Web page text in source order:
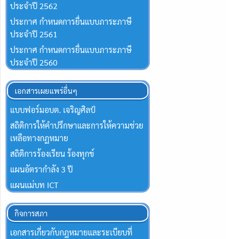
ประจำปี 2562
ประกาศ กำหนดการยื่นแบบภาระภาษี
ประจำปี 2561
ประกาศ กำหนดการยื่นแบบภาระภาษี
ประจำปี 2560
เอกสารเผยแพร่อื่นๆ
แบบฟอร์มอบต. เจริญศิลป์
สถิติการให้คำปรึกษาและการให้ความช่วย
เหลือทางกฏหมาย
สถิติการร้องเรียน ร้องทุกข์
แผนอัตรากำลัง 3 ปี
แผนแม่บท ICT
กิจการสภา
เอกสารเกี่ยวกับกฎหมายและระเบียบที่